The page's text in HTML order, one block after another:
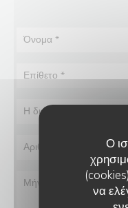
Ο
να